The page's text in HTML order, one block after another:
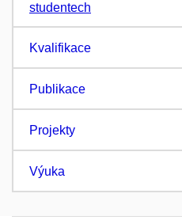
studentech
Kvalifikace
Publikace
Projekty
Výuka